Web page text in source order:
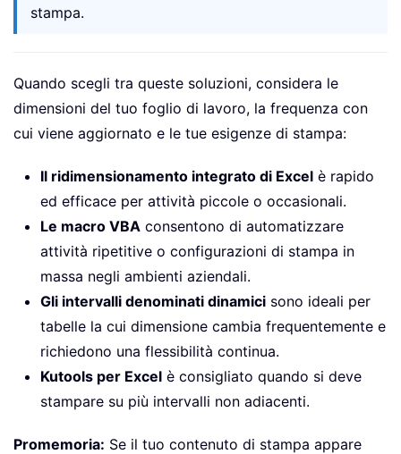
stampa.
Quando scegli tra queste soluzioni, considera le
dimensioni del tuo foglio di lavoro, la frequenza con
cui viene aggiornato e le tue esigenze di stampa:
Il ridimensionamento integrato di Excel è rapido
ed efficace per attività piccole o occasionali.
Le macro VBA consentono di automatizzare
attività ripetitive o configurazioni di stampa in
massa negli ambienti aziendali.
Gli intervalli denominati dinamici sono ideali per
tabelle la cui dimensione cambia frequentemente e
richiedono una flessibilità continua.
Kutools per Excel è consigliato quando si deve
stampare su più intervalli non adiacenti.
Promemoria: Se il tuo contenuto di stampa appare